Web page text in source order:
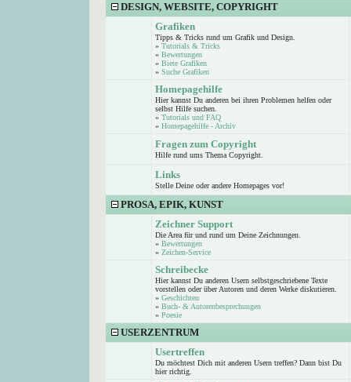
DESIGN, WEBSITE, COPYRIGHT
Grafiken
Tipps & Tricks rund um Grafik und Design.
» Tutorials & Tricks
» Bewertungen
» Biete Grafiken
» Suche Grafiken
Homepagehilfe
Hier kannst Du anderen bei ihren Problemen helfen oder
selbst Hilfe suchen.
» Tutorials und FAQ
» Homepagehilfe - Archiv
Fragen zum Copyright
Hilfe rund ums Thema Copyright.
Links
Stelle Deine oder andere Homepages vor!
PROSA, EPIK, KUNST
Zeichner Support
Die Area für und rund um Deine Zeichnungen.
» Bewertungen
» Zeichen-Service
Schreibecke
Hier kannst Du anderen Usern selbstgeschriebene Texte
vorstellen oder über Autoren und deren Werke diskutieren.
» Geschichten
» Buch- & Autorenbesprechungen
» Poesie
USERZENTRUM
Usertreffen
Du möchtest Dich mit anderen Usern treffen? Dann bist Du
hier richtig.